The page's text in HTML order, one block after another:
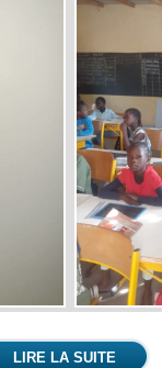
LIRE LA SUITE